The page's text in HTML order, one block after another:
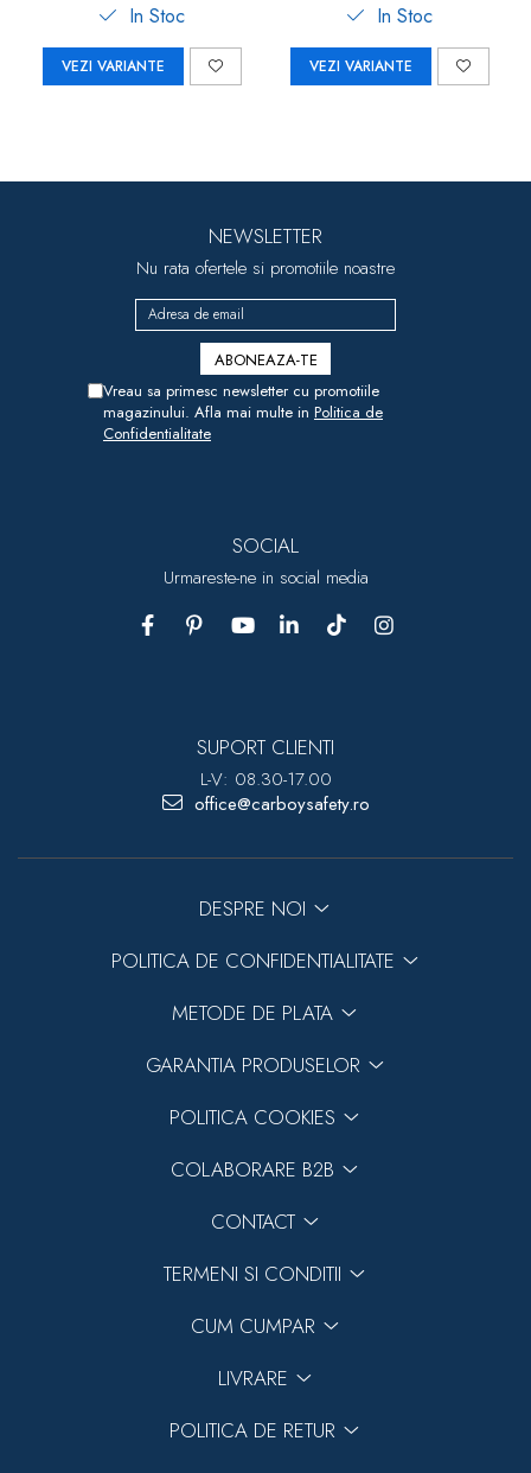
In Stoc
VEZI VARIANTE
In Stoc
VEZI VARIANTE
NEWSLETTER
Nu rata ofertele si promotiile noastre
Vreau sa primesc newsletter cu promotiile
magazinului. Afla mai multe in Politica de
Confidentialitate
SOCIAL
Urmareste-ne in social media
SUPORT CLIENTI
L-V: 08.30-17.00
office@carboysafety.ro
DESPRE NOI
POLITICA DE CONFIDENTIALITATE
METODE DE PLATA
GARANTIA PRODUSELOR
POLITICA COOKIES
COLABORARE B2B
CONTACT
TERMENI SI CONDITII
CUM CUMPAR
LIVRARE
POLITICA DE RETUR